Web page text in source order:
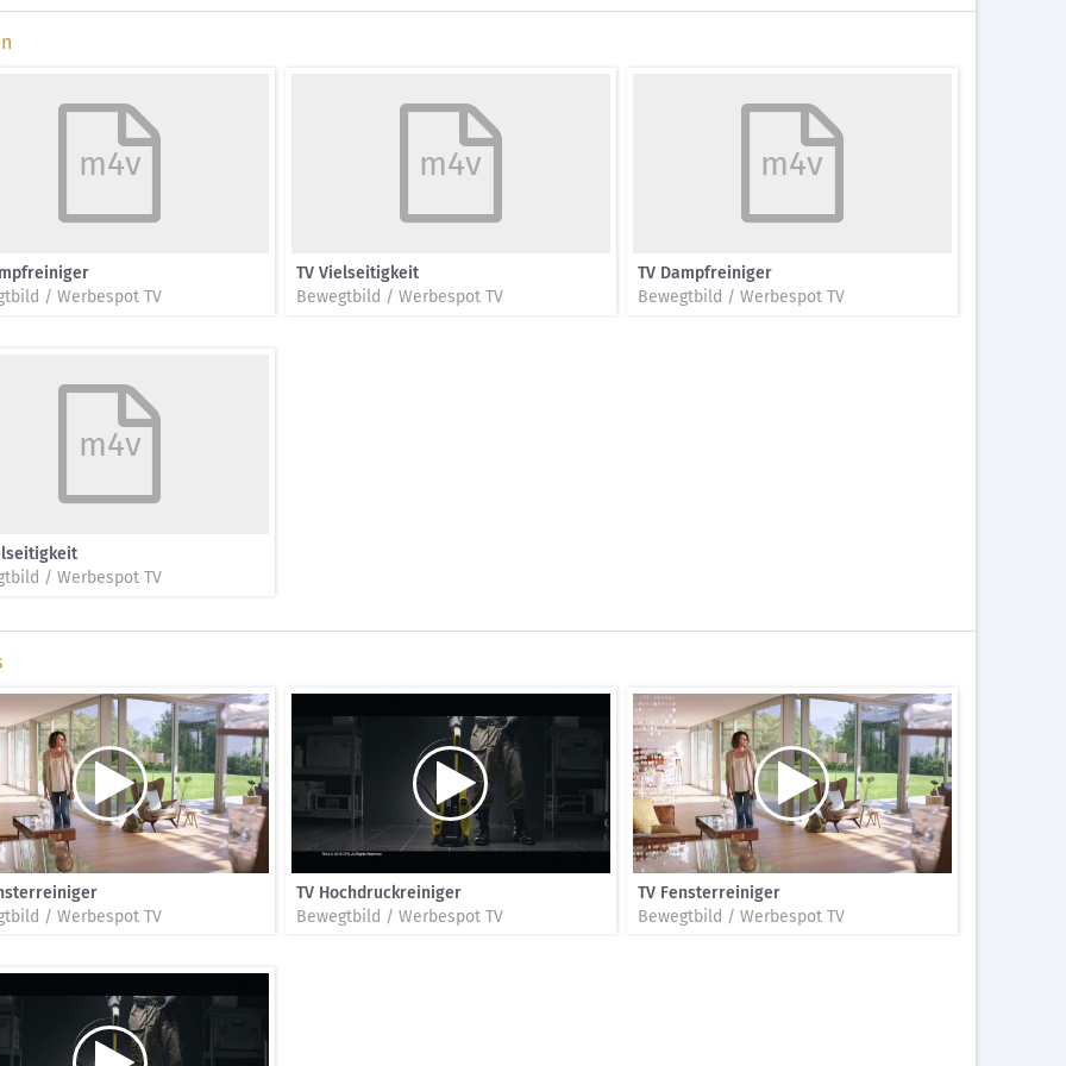
m4v
/ Werbespot TV
m4v
TV Vielseitigkeit
Bewegtbild / Werbespot TV
m4v
TV Dampfreiniger
Bewegtbild / Werbespot TV
m4v
/ Werbespot TV
/ Werbespot TV
TV Hochdruckreiniger
Bewegtbild / Werbespot TV
TV Fensterreiniger
Bewegtbild / Werbespot TV